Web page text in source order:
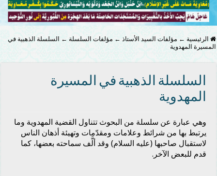
الرئيسية ← مؤلفات السيد الأستاذ ← مؤلفات السلسلة ← السلسلة الذهبية في
المسيرة المهدوية
السلسلة الذهبية في المسيرة
المهدوية
وهي عبارة عن سلسلة من البحوث تتناول القضية المهدوية وما
يرتبط بها من شرائط وعلامات ومقدّمات وتهيئة أذهان الناس
لاستقبال صاحبها (عليه السلام) وقد ألَّف سماحته بعضها، كما
قدم للبعض الآخر.